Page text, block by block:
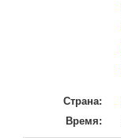
Страна:
Время: